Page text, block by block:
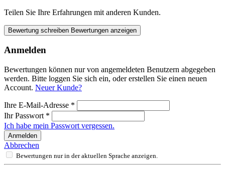
Teilen Sie Ihre Erfahrungen mit anderen Kunden.
Bewertung schreiben Bewertungen anzeigen
Anmelden
Bewertungen können nur von angemeldeten Benutzern abgegeben
werden. Bitte loggen Sie sich ein, oder erstellen Sie einen neuen
Account. Neuer Kunde?
Ihre E-Mail-Adresse *
Ihr Passwort *
Ich habe mein Passwort vergessen.
Anmelden
Abbrechen
Bewertungen nur in der aktuellen Sprache anzeigen.